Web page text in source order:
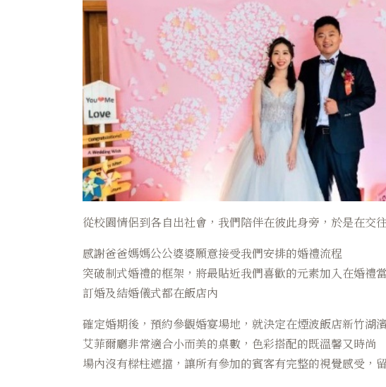
從校園情侶到各自出社會，我們陪伴在彼此身旁，於是在交
感謝爸爸媽媽公公婆婆願意接受我們安排的婚禮流程
突破制式婚禮的框架，將最貼近我們喜歡的元素加入在婚禮
訂婚及結婚儀式都在飯店內
確定婚期後，預約參觀婚宴場地，就決定在煙波飯店新竹湖
艾菲爾廳非常適合小而美的桌數，色彩搭配的既溫馨又時尚
場內沒有樑柱遮擋，讓所有參加的賓客有完整的視覺感受，